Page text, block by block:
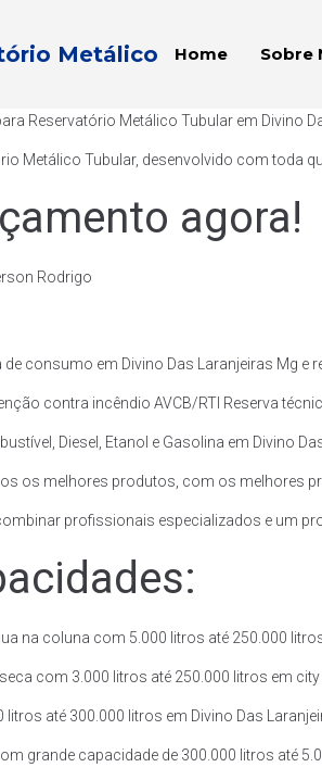
Metálico Home Sobre
Reservatório Metálico Tubular em Divino
Metálico Tubular, desenvolvido com toda
agora!
Rodrigo
consumo em Divino Das Laranjeiras Mg e
contra incêndio AVCB/RTI Reserva
Diesel, Etanol e Gasolina em Divino
os melhores produtos, com os melhores
profissionais especializados e um
na coluna com 5.000 litros até 250.000
com 3.000 litros até 250.000 litros em city
até 300.000 litros em Divino Das
grande capacidade de 300.000 litros até